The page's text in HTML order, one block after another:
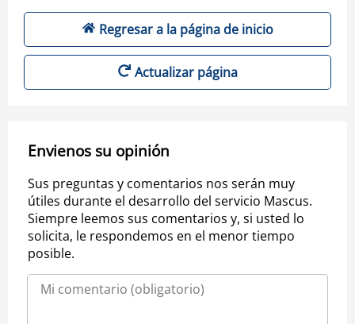
Regresar a la página de inicio
Actualizar página
Envienos su opinión
Sus preguntas y comentarios nos serán muy
útiles durante el desarrollo del servicio Mascus.
Siempre leemos sus comentarios y, si usted lo
solicita, le respondemos en el menor tiempo
posible.